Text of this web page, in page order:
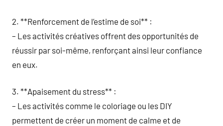
2. **Renforcement de l’estime de soi** :
– Les activités créatives offrent des opportunités de
réussir par soi-même, renforçant ainsi leur confiance
en eux.
3. **Apaisement du stress** :
– Les activités comme le coloriage ou les DIY
permettent de créer un moment de calme et de